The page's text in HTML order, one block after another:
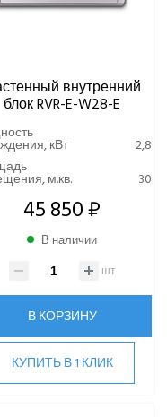
БЛОКИ
внутренний
блок RVR-E-W28-E
кВт
2,8
м.кв. 30
45 850 ₽
В наличии
шт
В КОРЗИНУ
КУПИТЬ В 1 КЛИК